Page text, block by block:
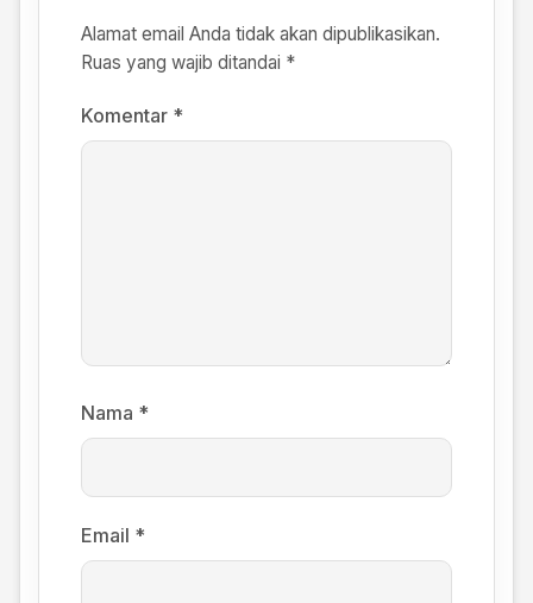
Alamat email Anda tidak akan dipublikasikan.
Ruas yang wajib ditandai *
Komentar *
Nama *
Email *